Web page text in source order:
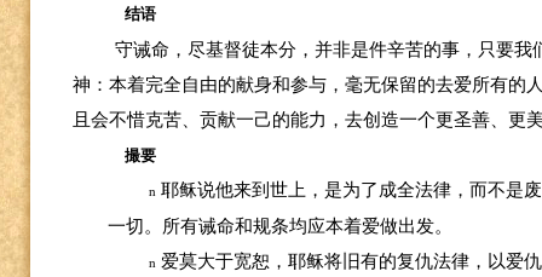
结语
守诫命，尽基督徒本分，并非是件辛苦的事，只要
神：本着完全自由的献身和参与，毫无保留的去爱所有的
且会不惜克苦、贡献一己的能力，去创造一个更圣善、更
撮要
n 耶稣说他来到世上，是为了成全法律，而不是
一切。所有诫命和规条均应本着爱做出发。
n 爱莫大于宽恕，耶稣将旧有的复仇法律，以爱